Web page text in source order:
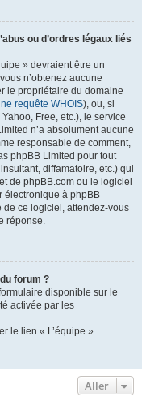
ou d’ordres légaux liés
» devraient être un
n’obtenez aucune
le propriétaire du domaine
requête WHOIS), ou, si
Free, etc.), le service
n’a absolument aucune
responsable de comment,
phpBB Limited pour tout
diffamatoire, etc.) qui
de phpBB.com ou le logiciel
électronique à phpBB
de ce logiciel, attendez-vous
réponse.
forum ?
disponible sur le
activée par les
le lien « L’équipe ».
Aller